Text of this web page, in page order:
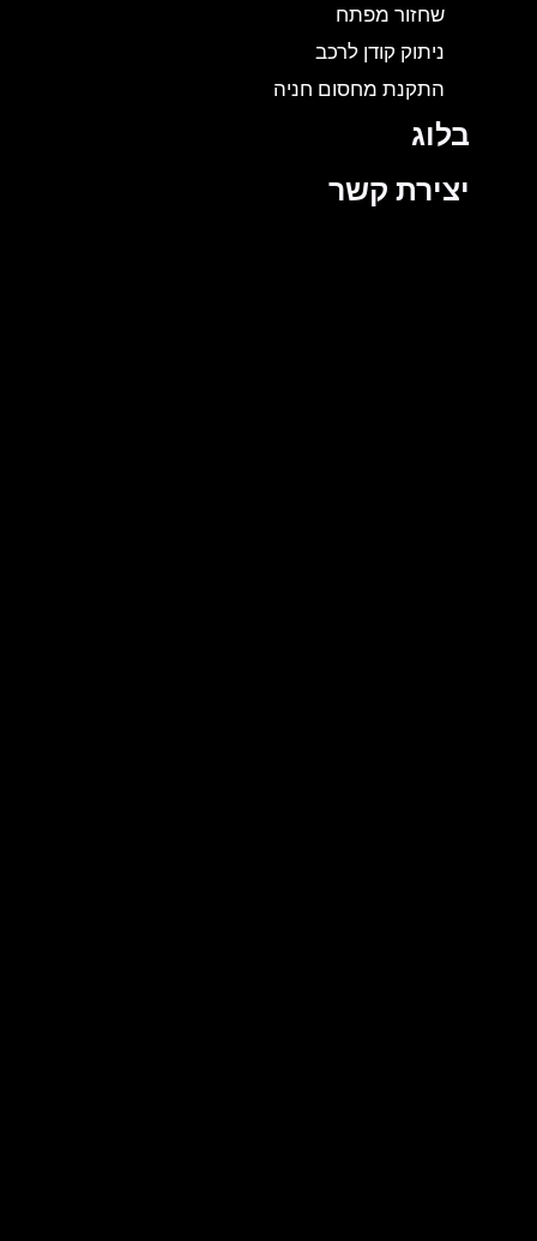
שחזור מפתח
ניתוק קודן לרכב
התקנת מחסום חניה
בלוג
יצירת קשר